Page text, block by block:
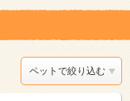
ペットで絞り込む